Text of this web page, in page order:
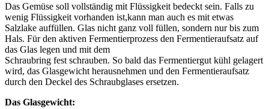
Das Gemüse soll vollständig mit Flüssigkeit bedeckt sein. Falls zu
wenig Flüssigkeit vorhanden ist,kann man auch es mit etwas
Salzlake auffüllen. Glas nicht ganz voll füllen, sondern nur bis zum
Hals. Für den aktiven Fermentierprozess den Fermentieraufsatz auf
das Glas legen und mit dem
Schraubring fest schrauben. So bald das Fermentiergut kühl gelagert
wird, das Glasgewicht herausnehmen und den Fermentieraufsatz
durch den Deckel des Schraubglases ersetzen.
Das Glasgewicht: